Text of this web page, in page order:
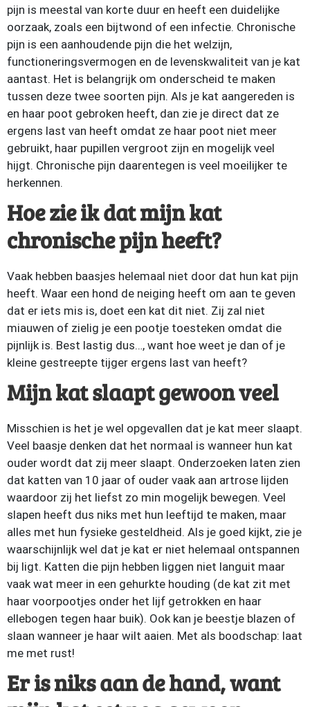
pijn is meestal van korte duur en heeft een duidelijke
oorzaak, zoals een bijtwond of een infectie. Chronische
pijn is een aanhoudende pijn die het welzijn,
functioneringsvermogen en de levenskwaliteit van je kat
aantast. Het is belangrijk om onderscheid te maken
tussen deze twee soorten pijn. Als je kat aangereden is
en haar poot gebroken heeft, dan zie je direct dat ze
ergens last van heeft omdat ze haar poot niet meer
gebruikt, haar pupillen vergroot zijn en mogelijk veel
hijgt. Chronische pijn daarentegen is veel moeilijker te
herkennen.
Hoe zie ik dat mijn kat
chronische pijn heeft?
Vaak hebben baasjes helemaal niet door dat hun kat pijn
heeft. Waar een hond de neiging heeft om aan te geven
dat er iets mis is, doet een kat dit niet. Zij zal niet
miauwen of zielig je een pootje toesteken omdat die
pijnlijk is. Best lastig dus…, want hoe weet je dan of je
kleine gestreepte tijger ergens last van heeft?
Mijn kat slaapt gewoon veel
Misschien is het je wel opgevallen dat je kat meer slaapt.
Veel baasje denken dat het normaal is wanneer hun kat
ouder wordt dat zij meer slaapt. Onderzoeken laten zien
dat katten van 10 jaar of ouder vaak aan artrose lijden
waardoor zij het liefst zo min mogelijk bewegen. Veel
slapen heeft dus niks met hun leeftijd te maken, maar
alles met hun fysieke gesteldheid. Als je goed kijkt, zie je
waarschijnlijk wel dat je kat er niet helemaal ontspannen
bij ligt. Katten die pijn hebben liggen niet languit maar
vaak wat meer in een gehurkte houding (de kat zit met
haar voorpootjes onder het lijf getrokken en haar
ellebogen tegen haar buik). Ook kan je beestje blazen of
slaan wanneer je haar wilt aaien. Met als boodschap: laat
me met rust!
Er is niks aan de hand, want